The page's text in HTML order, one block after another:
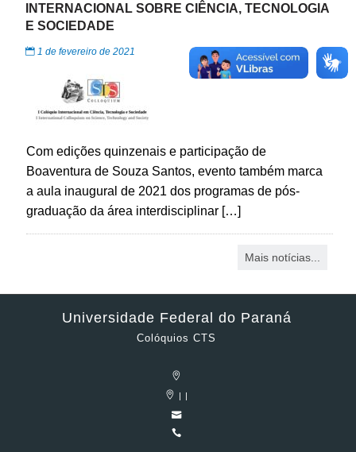
INTERNACIONAL SOBRE CIÊNCIA, TECNOLOGIA
E SOCIEDADE
1 de fevereiro de 2021
Com edições quinzenais e participação de
Boaventura de Souza Santos, evento também marca
a aula inaugural de 2021 dos programas de pós-
graduação da área interdisciplinar […]
Mais notícias...
Universidade Federal do Paraná
Colóquios CTS